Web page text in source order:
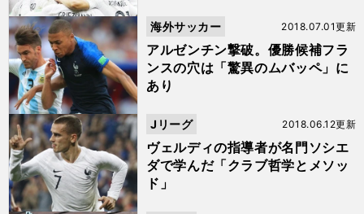
アルゼンチン撃破。優勝候補フラ
ンスの穴は「驚異のムバッペ」に
あり
2018.07.01更新
海外サッカー
ヴェルディの指導者が名門ソシエ
ダで学んだ「クラブ哲学とメソッ
ド」
2018.06.12更新
Jリーグ